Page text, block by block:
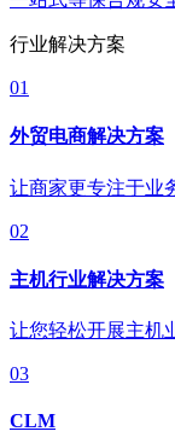
行业解决方案
01
外贸电商解决方案
让商家更专注于业
02
主机行业解决方案
让您轻松开展主机
03
CLM